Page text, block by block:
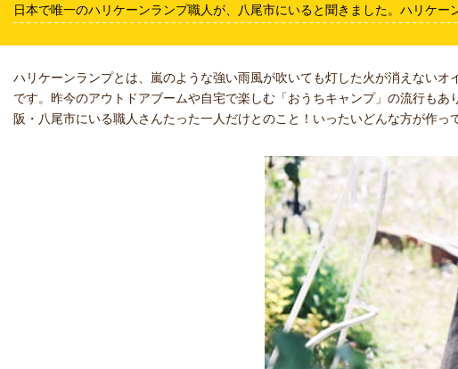
日本で唯一のハリケーンランプ職人が、八尾市にいると聞きました。ハリケ
ハリケーンランプとは、嵐のような強い雨風が吹いても灯した火が消えない
です。昨今のアウトドアブームや自宅で楽しむ「おうちキャンプ」の流行も
阪・八尾市にいる職人さんたった一人だけとのこと！いったいどんな方が作っ